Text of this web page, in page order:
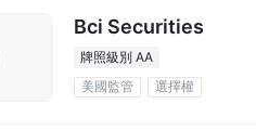
適合活躍的交易者和投資者，因
能不是最佳選擇，因為它主要面向經
Bci Securities
牌照級別 AA
美國監管
選擇權